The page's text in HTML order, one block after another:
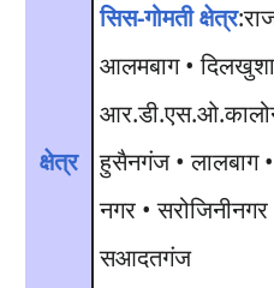
क्षेत्र
सिस-गोमती क्षेत्र
आलमबाग •
हुसैनगंज • लालबाग
नगर •
सआदतगंज